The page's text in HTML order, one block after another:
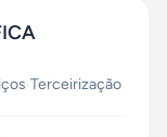
·Terceirização